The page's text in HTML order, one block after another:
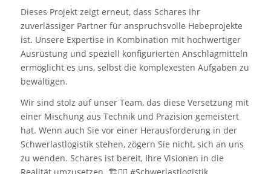
Dieses Projekt zeigt erneut, dass Schares Ihr
zuverlässiger Partner für anspruchsvolle Hebeprojekte
ist. Unsere Expertise in Kombination mit hochwertiger
Ausrüstung und speziell konfigurierten Anschlagmitteln
ermöglicht es uns, selbst die komplexesten Aufgaben zu
bewältigen.
Wir sind stolz auf unser Team, das diese Versetzung mit
einer Mischung aus Technik und Präzision gemeistert
hat. Wenn auch Sie vor einer Herausforderung in der
Schwerlastlogistik stehen, zögern Sie nicht, sich an uns
zu wenden. Schares ist bereit, Ihre Visionen in die